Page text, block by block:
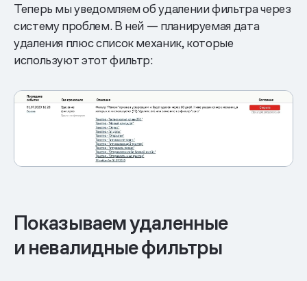
Теперь мы уведомляем об удалении фильтра через
систему проблем. В ней — планируемая дата
удаления плюс список механик, которые
используют этот фильтр:
Показываем удаленные
и невалидные фильтры